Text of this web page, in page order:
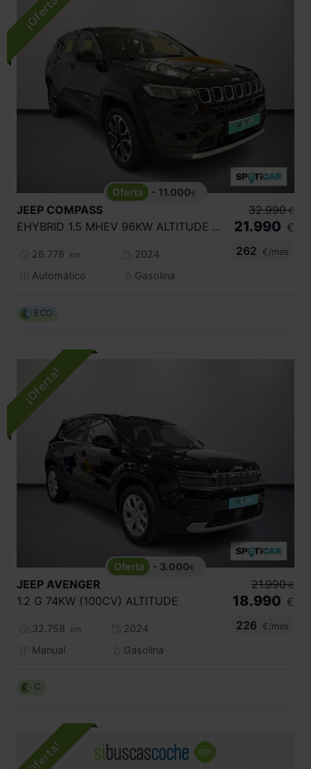
- 11.000€
JEEP COMPASS
EHYBRID 1.5 MHEV 96KW ALTITUDE DCT
26.778 km
2024
Automático
Gasolina
32.990 €
21.990 €
262
€/mes
ECO
- 3.000€
JEEP AVENGER
1.2 G 74KW (100CV) ALTITUDE
32.758 km
2024
Manual
Gasolina
21.990 €
18.990 €
226
€/mes
C